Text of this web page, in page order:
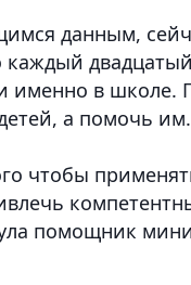
данным,
именно в школе.
а помочь им.
чтобы
помощник